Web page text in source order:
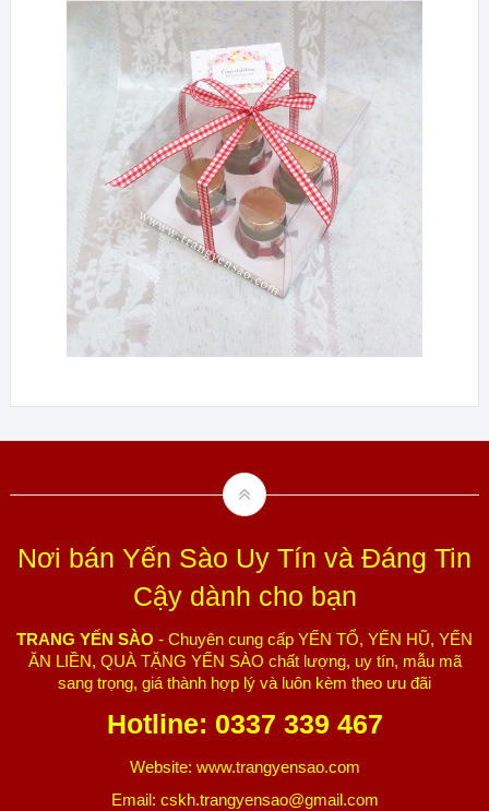
Nơi bán Yến Sào Uy Tín và Đáng Tin
Cậy dành cho bạn
TRANG YẾN SÀO - Chuyên cung cấp YẾN TỔ, YẾN HŨ, YẾN
ĂN LIỀN, QUÀ TẶNG YẾN SÀO chất lượng, uy tín, mẫu mã
sang trọng, giá thành hợp lý và luôn kèm theo ưu đãi
Hotline: 0337 339 467
Website: www.trangyensao.com
Email: cskh.trangyensao@gmail.com